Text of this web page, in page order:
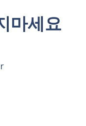
마세요